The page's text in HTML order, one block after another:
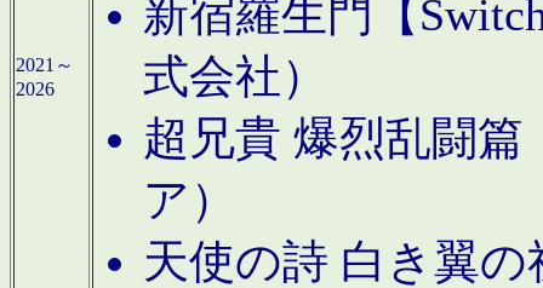
2021～
2026
新宿羅生門【
式会社）
超兄貴 爆烈乱闘篇
ア）
天使の詩 白き翼